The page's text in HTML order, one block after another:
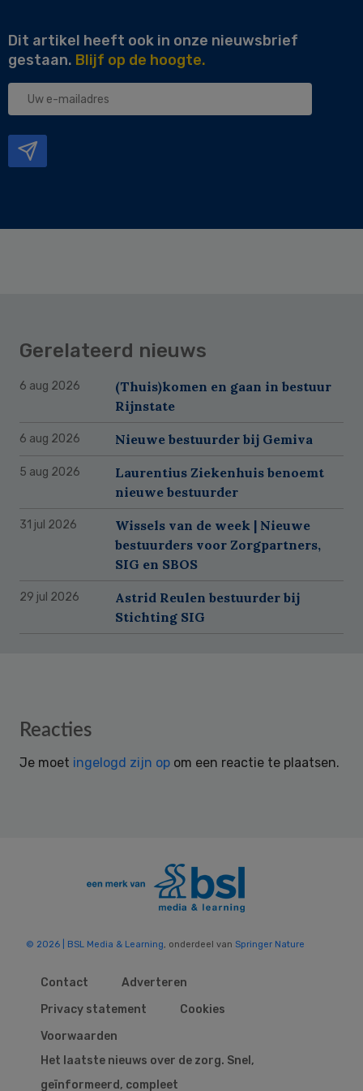
Dit artikel heeft ook in onze nieuwsbrief
gestaan. Blijf op de hoogte.
Uw
Gerelateerd nieuws
6 aug 2026
(Thuis)komen en gaan in bestuur
Rijnstate
6 aug 2026 Nieuwe bestuurder bij Gemiva
5 aug 2026
Laurentius Ziekenhuis benoemt
nieuwe bestuurder
31 jul 2026
Wissels van de week | Nieuwe
bestuurders voor Zorgpartners,
SIG en SBOS
29 jul 2026
Astrid Reulen bestuurder bij
Stichting SIG
Reader
Reacties
Je moet ingelogd zijn op om een reactie te plaatsen.
© 2026 | BSL Media & Learning, onderdeel van Springer Nature
Contact
Adverteren
Privacy statement
Cookies
Voorwaarden
Het laatste nieuws over de zorg. Snel,
geïnformeerd, compleet